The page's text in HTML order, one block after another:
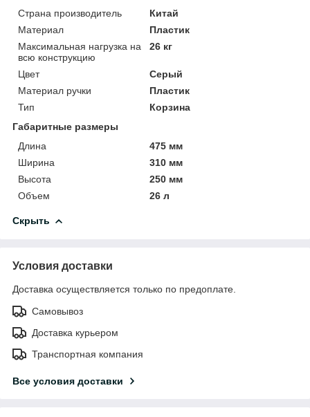
Страна производитель
Китай
Материал
Пластик
Максимальная нагрузка на
всю конструкцию
26 кг
Цвет
Серый
Материал ручки
Пластик
Тип
Корзина
Габаритные размеры
Длина
475 мм
Ширина
310 мм
Высота
250 мм
Объем
26 л
Скрыть
Условия доставки
Доставка осуществляется только по предоплате.
Самовывоз
Доставка курьером
Транспортная компания
Все условия доставки